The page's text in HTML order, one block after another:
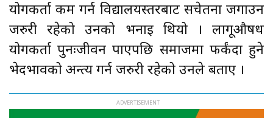
प्रयोगकर्ता कम गर्न विद्यालयस्तरबाट सचेतना जगाउन
जरुरी रहेको उनको भनाइ थियो । लागूऔषध
प्रयोगकर्ता पुनःजीवन पाएपछि समाजमा फर्कंदा हुने
भेदभावको अन्त्य गर्न जरुरी रहेको उनले बताए ।